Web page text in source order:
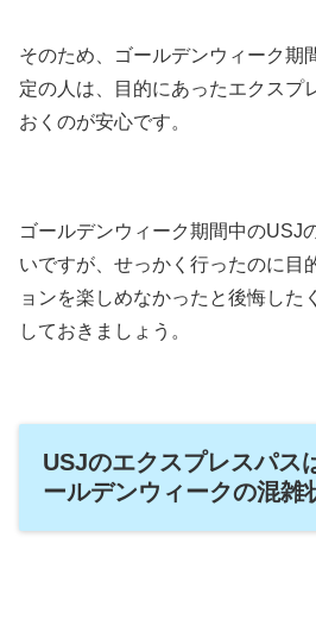
そのため、ゴールデンウィーク期
定の人は、目的にあったエクスプ
おくのが安心です。
ゴールデンウィーク期間中のUSJ
いですが、せっかく行ったのに目
ョンを楽しめなかったと後悔した
しておきましょう。
USJのエクスプレスパス
ールデンウィークの混雑